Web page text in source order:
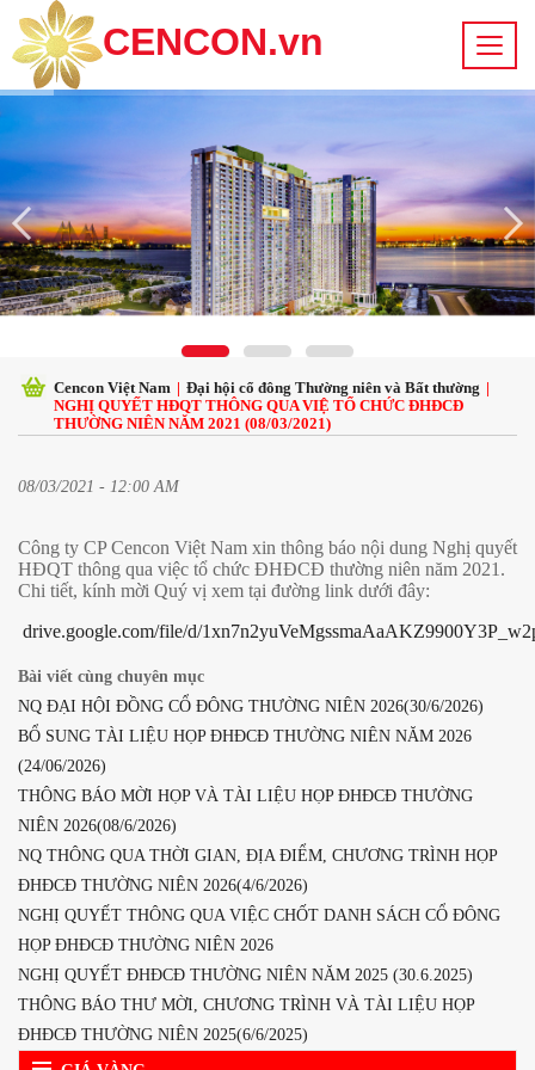
CENCON.vn
Cencon Việt Nam | Đại hội cổ đông Thường niên và Bất thường |
NGHỊ QUYẾT HĐQT THÔNG QUA VIỆ TỔ CHỨC ĐHĐCĐ
THƯỜNG NIÊN NĂM 2021 (08/03/2021)
08/03/2021 - 12:00 AM
Công ty CP Cencon Việt Nam xin thông báo nội dung Nghị quyết
HĐQT thông qua việc tổ chức ĐHĐCĐ thường niên năm 2021.
Chi tiết, kính mời Quý vị xem tại đường link dưới đây:
drive.google.com/file/d/
Bài viết cùng chuyên mục
NQ ĐẠI HỘI ĐỒNG CỔ ĐÔNG THƯỜNG NIÊN 2026(30/6/2026)
BỔ SUNG TÀI LIỆU HỌP ĐHĐCĐ THƯỜNG NIÊN NĂM 2026
(24/06/2026)
THÔNG BÁO MỜI HỌP VÀ TÀI LIỆU HỌP ĐHĐCĐ THƯỜNG
NIÊN 2026(08/6/2026)
NQ THÔNG QUA THỜI GIAN, ĐỊA ĐIỂM, CHƯƠNG TRÌNH HỌP
ĐHĐCĐ THƯỜNG NIÊN 2026(4/6/2026)
NGHỊ QUYẾT THÔNG QUA VIỆC CHỐT DANH SÁCH CỔ ĐÔNG
HỌP ĐHĐCĐ THƯỜNG NIÊN 2026
NGHỊ QUYẾT ĐHĐCĐ THƯỜNG NIÊN NĂM 2025 (30.6.2025)
THÔNG BÁO THƯ MỜI, CHƯƠNG TRÌNH VÀ TÀI LIỆU HỌP
ĐHĐCĐ THƯỜNG NIÊN 2025(6/6/2025)